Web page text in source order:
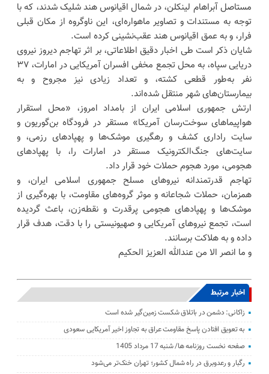
مستاصل آبراهام لینکلن، در شمال اقیانوس هند شلیک شدند، که با
توجه به مستندات و تصاویر ماهواره‌ای، این ناوگروه از مکان قبلی
فرار، و به عمق اقیانوس هند عقب‌نشینی کرده است.
شایان ذکر است طی اخبار دقیق اطلاعاتی، بر اثر تهاجم دیروز نیروی
دریایی سپاه، به محل تجمع مخفی افسران آمریکایی در امارات، ۳۷
نفر به‌طور قطعی کشته، و تعداد زیادی نیز مجروح و به
بیمارستان‌های شهر منتقل شده‌اند.
ارتش جمهوری اسلامی ایران از بامداد امروز، «محل استقرار
هواپیماهای سوخت‌رسان آمریکا» مستقر در فرودگاه بن‌گوریون و
سایت راداری کشف و رهگیری موشک‌ها و پهپادهای رزمی، و
سایت‌های جنگ‌الکترونیک مستقر در امارات را، با پهپادهای
هجومی، مورد هجوم حملات خود قرار داد.
تهاجم قدرتمندانه نیروهای مسلح جمهوری اسلامی ایران، و
همزمان، حملات شجاعانه و موثر گروه‌های مقاومت، با بهره‌گیری از
موشک‌ها و پهپادهای هجومی پرقدرت و نقطه‌زن، باعث گردیده
است، تجمع نیروهای آمریکایی و صهیونیستی را با دقت، هدف قرار
داده و به هلاکت برسانند.
و ما انصر الا من عندالله العزیز الحکیم
اخبار مرتبط
زاکانی: دشمن در باتلاق شکست زمین‌گیر شده است
به تعویق افتادن پاسخ مقاومت عراق به تجاوز اخیر آمریکایی سعودی
صفحه نخست روزنامه ها/ شنبه 17 مرداد 1405
رگبار و رعدوبرق در راه شمال کشور؛ تهران خنک‌تر می‌شود